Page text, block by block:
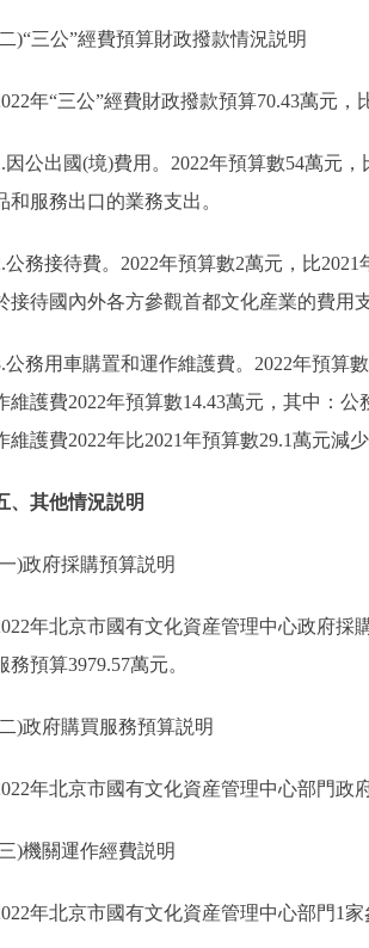
三公”經費預算財政撥款情況説明
年“三公”經費財政撥款預算70.43萬元，
出國(境)費用。2022年預算數54萬元，
和服務出口的業務支出。
接待費。2022年預算數2萬元，比2021
接待國內外各方參觀首都文化産業的費
用車購置和運作維護費。2022年預算數
維護費2022年預算數14.43萬元，其中：
維護費2022年比2021年預算數29.1萬元
、其他情況説明
府採購預算説明
年北京市國有文化資産管理中心政府採購
務預算3979.57萬元。
府購買服務預算説明
年北京市國有文化資産管理中心部門政
關運作經費説明
年北京市國有文化資産管理中心部門1家